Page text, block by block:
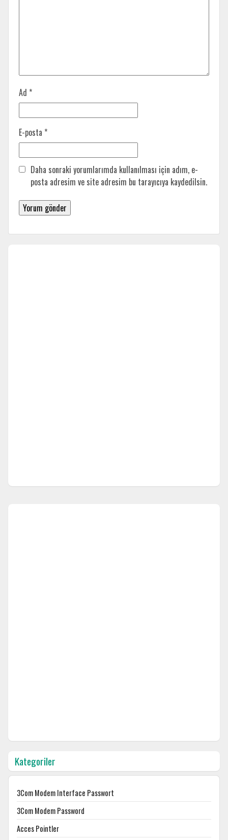
Ad *
E-posta *
Daha sonraki yorumlarımda kullanılması için adım, e-
posta adresim ve site adresim bu tarayıcıya kaydedilsin.
Kategoriler
3Com Modem Interface Passwort
3Com Modem Password
Acces Pointler